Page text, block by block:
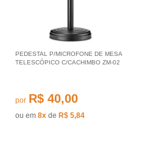
PEDESTAL P/MICROFONE DE MESA
TELESCÓPICO C/CACHIMBO ZM-02
por R$ 40,00
ou em 8x de R$ 5,84